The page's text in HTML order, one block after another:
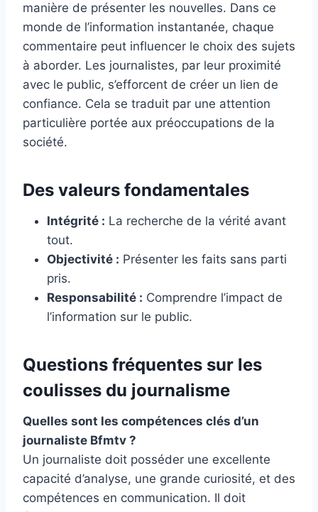
manière de présenter les nouvelles. Dans ce
monde de l’information instantanée, chaque
commentaire peut influencer le choix des sujets
à aborder. Les journalistes, par leur proximité
avec le public, s’efforcent de créer un lien de
confiance. Cela se traduit par une attention
particulière portée aux préoccupations de la
société.
Des valeurs fondamentales
Intégrité : La recherche de la vérité avant
tout.
Objectivité : Présenter les faits sans parti
pris.
Responsabilité : Comprendre l’impact de
l’information sur le public.
Questions fréquentes sur les
coulisses du journalisme
Quelles sont les compétences clés d’un
journaliste Bfmtv ?
Un journaliste doit posséder une excellente
capacité d’analyse, une grande curiosité, et des
compétences en communication. Il doit